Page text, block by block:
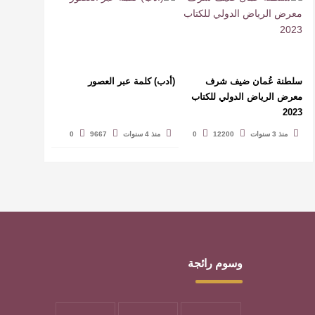
سلطنة عُمان ضيف شرف
معرض الرياض الدولي للكتاب
2023
منذ 3 سنوات 12200
0
(أدب) كلمة عبر العصور
منذ 4 سنوات 9667
0
وسوم رائجة